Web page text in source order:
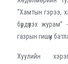
“Хамтын гэрээ,
бүрдүүлэх журам”
газрын гишүүн
Хуулийн